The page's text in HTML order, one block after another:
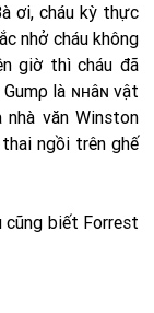
ơi, cháu kỳ thực
nhở cháu không
giờ thì cháu đã
là ɴʜâɴ vật
văn Winston
ngồi trên ghế
cũng biết Forrest